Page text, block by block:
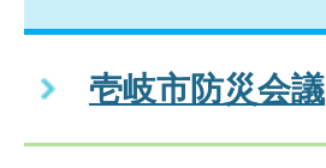
壱岐市防災会議